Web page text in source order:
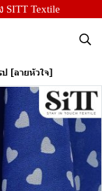
Textile
ป [ลายหัวใจ]